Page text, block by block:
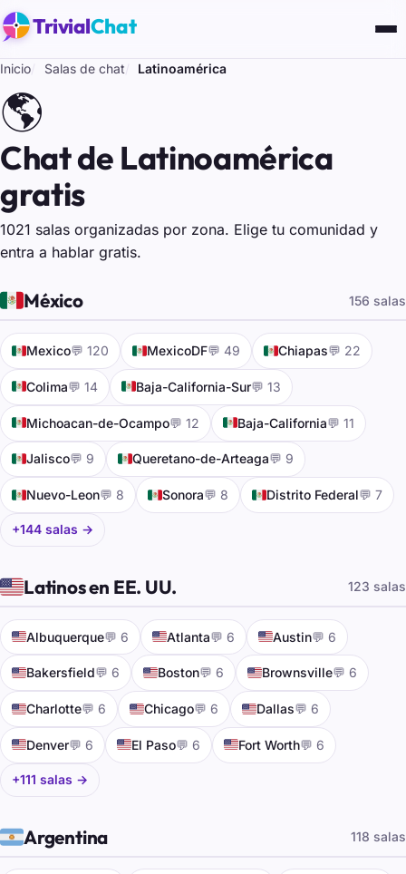
TrivialChat
Inicio Salas de chat Latinoamérica
🌎
Chat de Latinoamérica
gratis
1021 salas organizadas por zona. Elige tu comunidad y
entra a hablar gratis.
🇲🇽México 156 salas
🇲🇽Mexico💬 120 🇲🇽MexicoDF💬 49 🇲🇽Chiapas💬 22
🇲🇽Colima💬 14 🇲🇽Baja-California-Sur💬 13
🇲🇽Michoacan-de-Ocampo💬 12 🇲🇽Baja-California💬 11
🇲🇽Jalisco💬 9 🇲🇽Queretano-de-Arteaga💬 9
🇲🇽Nuevo-Leon💬 8 🇲🇽Sonora💬 8 🇲🇽Distrito Federal💬 7
+144 salas →
🇺🇸Latinos en EE. UU. 123 salas
🇺🇸Albuquerque💬 6 🇺🇸Atlanta💬 6 🇺🇸Austin💬 6
🇺🇸Bakersfield💬 6 🇺🇸Boston💬 6 🇺🇸Brownsville💬 6
🇺🇸Charlotte💬 6 🇺🇸Chicago💬 6 🇺🇸Dallas💬 6
🇺🇸Denver💬 6 🇺🇸El Paso💬 6 🇺🇸Fort Worth💬 6
+111 salas →
🇦🇷Argentina 118 salas